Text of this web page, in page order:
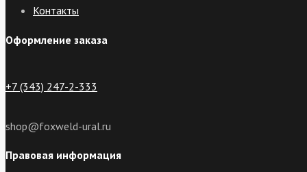
Контакты
Оформление заказа
+7 (343) 247-2-333
shop@foxweld-ural.ru
Правовая информация